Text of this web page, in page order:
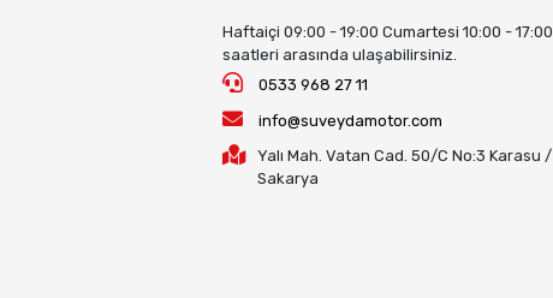
Haftaiçi 09:00 - 19:00 Cumartesi 10:00 - 17:00
saatleri arasında ulaşabilirsiniz.
0533 968 27 11
info@suveydamotor.com
Yalı Mah. Vatan Cad. 50/C No:3 Karasu /
Sakarya